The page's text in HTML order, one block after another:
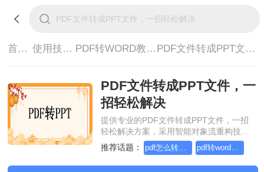
首页> 使用技巧> PDF转WORD教程> PDF文件转成PPT文件，一招轻松解决
PDF文件转成PPT文件，一
招轻松解决
提供专业的PDF文件转成PPT文件，一招
轻松解决方案，采用智能对象流重构技
术，确保文档1:1高保真还原且排版不乱
码。支持一键批量处理，全链路 SSL 加密
保障隐私安全。助您快速实现PDF文件转
推荐话题： pdf怎么转word，这个方法简单又方便